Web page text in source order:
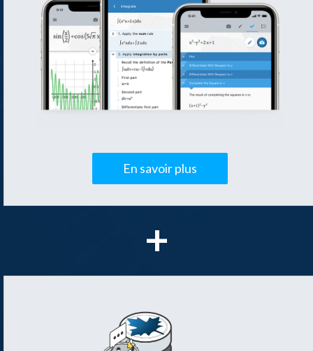
En savoir plus
+